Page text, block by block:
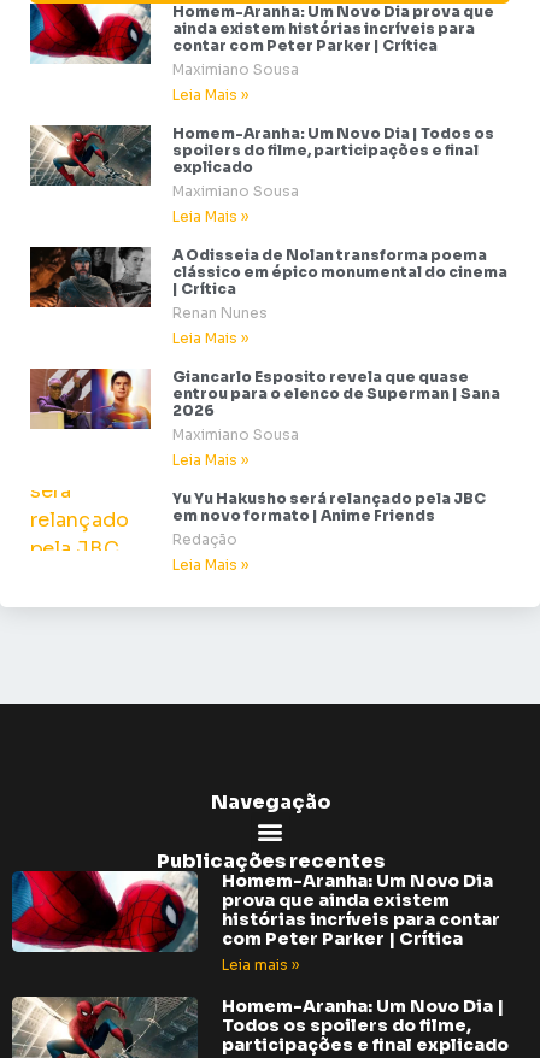
Homem-Aranha: Um Novo Dia prova que
ainda existem histórias incríveis para
contar com Peter Parker | Crítica
Maximiano Sousa
Leia Mais »
Homem-Aranha: Um Novo Dia | Todos os
spoilers do filme, participações e final
explicado
Maximiano Sousa
Leia Mais »
A Odisseia de Nolan transforma poema
clássico em épico monumental do cinema
| Crítica
Renan Nunes
Leia Mais »
Giancarlo Esposito revela que quase
entrou para o elenco de Superman | Sana
2026
Maximiano Sousa
Leia Mais »
Yu Yu Hakusho será relançado pela JBC
em novo formato | Anime Friends
Redação
Leia Mais »
Navegação
Publicações recentes
Homem-Aranha: Um Novo Dia
prova que ainda existem
histórias incríveis para contar
com Peter Parker | Crítica
Leia mais »
Homem-Aranha: Um Novo Dia |
Todos os spoilers do filme,
participações e final explicado